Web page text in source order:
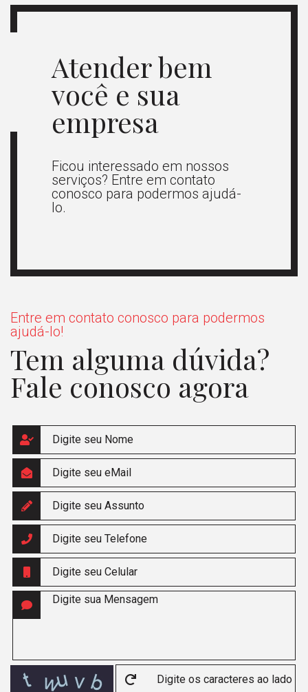
Atender bem
você e sua
empresa
Ficou interessado em nossos
serviços? Entre em contato
conosco para podermos ajudá-
lo.
Entre em contato conosco para podermos
ajudá-lo!
Tem alguma dúvida?
Fale conosco agora